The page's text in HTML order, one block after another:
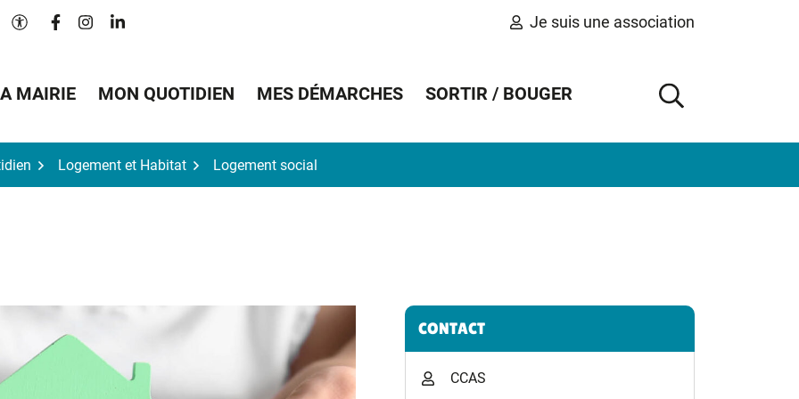
Paramètres d'accessibilité
Lien vers le compte Facebook
Lien vers le compte Instagram
Lien vers le compte Linkedin Je suis une association
MAIRIE MON QUOTIDIEN MES DÉMARCHES SORTIR / BOUGER
AFFICHER
Logement et Habitat Logement social
Informations complémentaires
CONTACT
CCAS